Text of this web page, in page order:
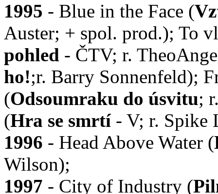
1995 - Blue in the Face (
Auster; + spol. prod.); To
pohled - ČTV; r.
ho!;r. Barry Sonnenfeld);
(Odsoumraku do úsvitu;
(Hra se smrtí - V; r. Spike
1996 - Head Above Water (
Wilson);
1997 - City of Industry (